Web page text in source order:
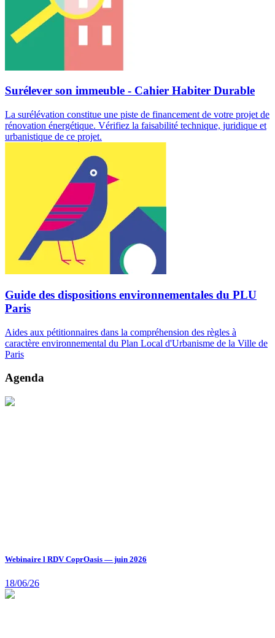
Surélever son immeuble - Cahier Habiter Durable
La surélévation constitue une piste de financement de votre projet de
rénovation énergétique. Vérifiez la faisabilité technique, juridique et
urbanistique de ce projet.
Guide des dispositions environnementales du PLU
Paris
Aides aux pétitionnaires dans la compréhension des règles à
caractère environnemental du Plan Local d'Urbanisme de la Ville de
Paris
Agenda
Webinaire l RDV CoprOasis — juin 2026
18/06/26